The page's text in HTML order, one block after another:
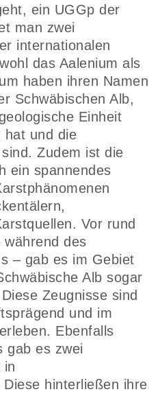
ein UGGp der
man zwei
internationalen
das Aalenium als
haben ihren Namen
Schwäbischen Alb,
Einheit
hat und die
Zudem ist die
ein spannendes
Vor rund
des
– gab es im Gebiet
Alb sogar
Zeugnisse sind
und im
Ebenfalls
gab es zwei
in
hinterließen ihre